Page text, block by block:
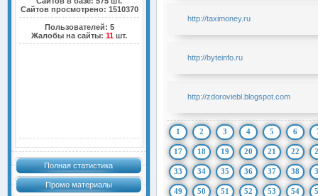
Сайтов просмотрено: 1510370
Пользователей: 5
Жалобы на сайты:11 шт.
Полная статистика
Промо материалы
http://taximoney.ru
http://byteinfo.ru
http://zdoroviebl.blogspot.com
1 2 3 4 5 6
17 18 19 20 21 22
33 34 35 36 37 38
49 50 51 52 53 54